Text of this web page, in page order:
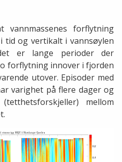
vannmassenes forflytning
tid og vertikalt i vannsøylen
er lange perioder der
forflytning innover i fjorden
utover. Episoder med
varighet på flere dager og
mellom